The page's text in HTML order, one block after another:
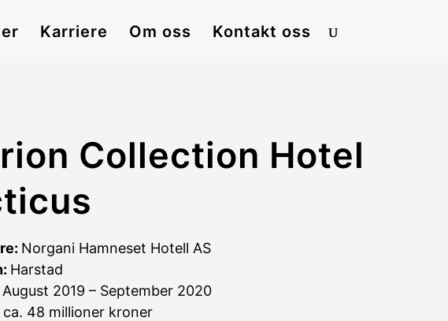
Karriere Om oss Kontakt oss
Collection Hotel
Norgani Hamneset Hotell AS
Harstad
August 2019 – September 2020
ca. 48 millioner kroner